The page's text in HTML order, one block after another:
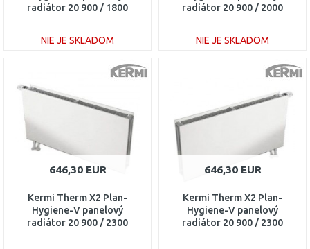
radiátor 20 900 / 1800
NIE JE SKLADOM
DO KOŠÍKA
Porovnať
radiátor 20 900 / 2000
NIE JE SKLADOM
DO KOŠÍKA
646,30 EUR
Kermi Therm X2 Plan-
Hygiene-V panelový
radiátor 20 900 / 2300
646,30 EUR
Kermi Therm X2 Plan-
Hygiene-V panelový
radiátor 20 900 / 2300